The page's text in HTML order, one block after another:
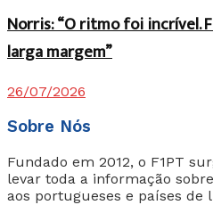
Norris: “O ritmo foi incrível.
larga margem”
26/07/2026
Sobre Nós
Fundado em 2012, o F1PT
levar toda a informação
aos portugueses e países de